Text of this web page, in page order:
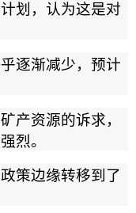
划，认为这是对
逐渐减少，预计
产资源的诉求，
烈。
策边缘转移到了